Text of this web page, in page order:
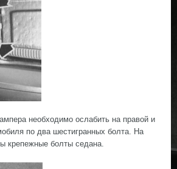
необходимо ослабить на правой и
по два шестигранных болта. На
крепежные болты седана.